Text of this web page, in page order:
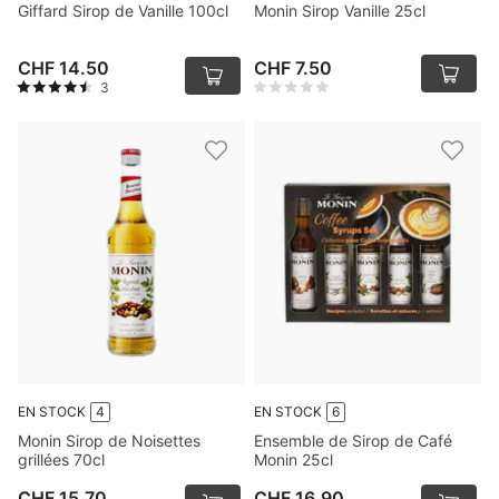
Giffard Sirop de Vanille 100cl
CHF 14.50
3
Monin Sirop Vanille 25cl
CHF 7.50
EN STOCK 4
Monin Sirop de Noisettes
grillées 70cl
EN STOCK 6
Ensemble de Sirop de Café
Monin 25cl